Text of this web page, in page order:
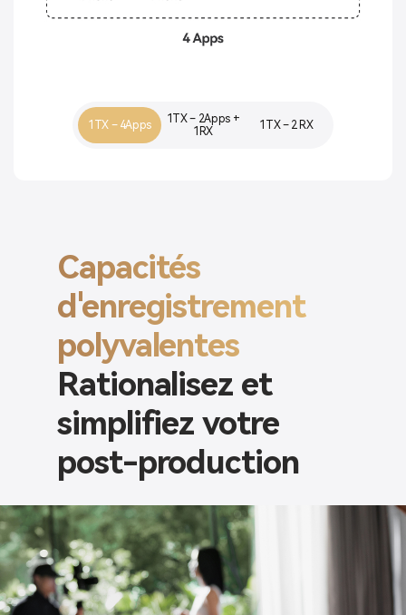
1TX – 4Apps
1TX – 2Apps +
1RX
1TX – 2 RX
Capacités
d'enregistrement
polyvalentes
Rationalisez et
simplifiez votre
post-production